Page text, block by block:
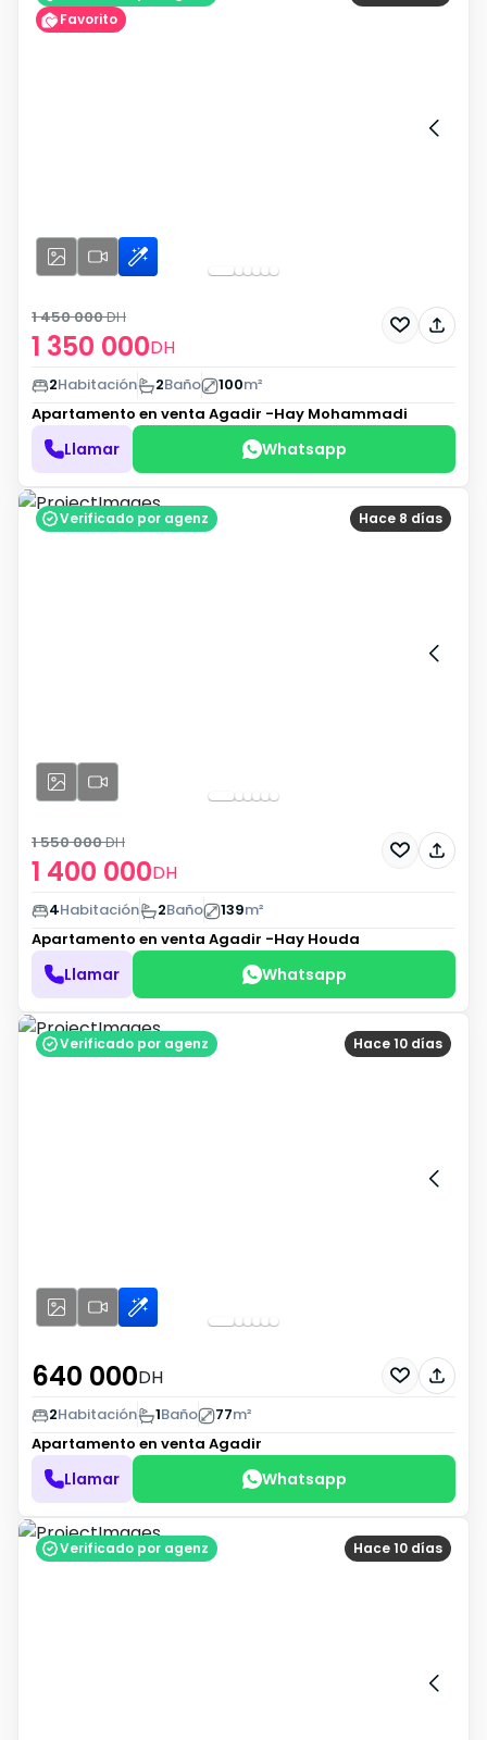
Favorito
1 350 000DH
1 450 000DH
2Habitación 2Baño 100m²
Apartamento en venta Agadir -Hay Mohammadi
Llamar Whatsapp
Hace 8 días
Verificado por agenz
1 400 000DH
1 550 000DH
4Habitación 2Baño 139m²
Apartamento en venta Agadir -Hay Houda
Llamar Whatsapp
Hace 10 días
Verificado por agenz
640 000DH
2Habitación 1Baño 77m²
Apartamento en venta Agadir
Llamar Whatsapp
Hace 10 días
Verificado por agenz